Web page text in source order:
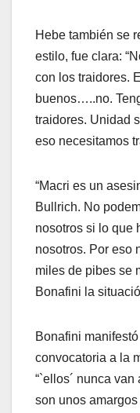
Hebe también se
estilo, fue clara:
con los traidores.
buenos…..no.
traidores. Unidad
eso necesitamos
“Macri es un
Bullrich. No
nosotros si lo que
nosotros. Por eso
miles de pibes se
Bonafini la
Bonafini
convocatoria a la
“`ellos´ nunca
son unos